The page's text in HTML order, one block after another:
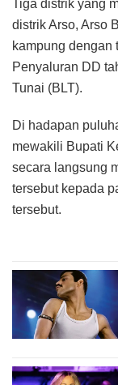
Tiga distrik yang
distrik Arso, Arso
kampung dengan
Penyaluran DD
Tunai (BLT).
Di hadapan
mewakili Bupati
secara langsung
tersebut kepada
tersebut.